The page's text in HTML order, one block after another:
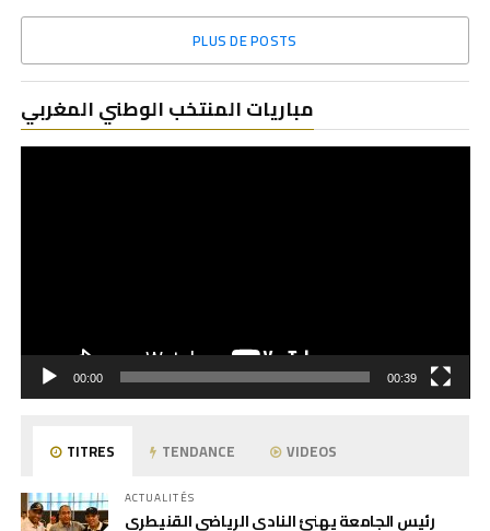
PLUS DE POSTS
مباريات المنتخب الوطني المغربي
00:00 00:39
TITRES TENDANCE VIDEOS
ACTUALITÉS
رئيس الجامعة يهنئ النادي الرياضي القنيطري